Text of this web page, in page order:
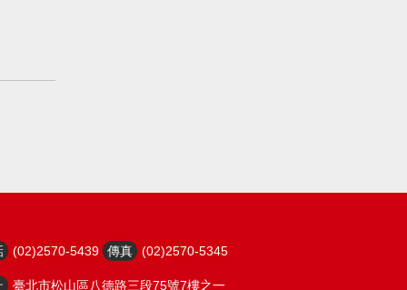
(02)2570-5439 傳真 (02)2570-5345
臺北市松山區八德路三段75號7樓之一